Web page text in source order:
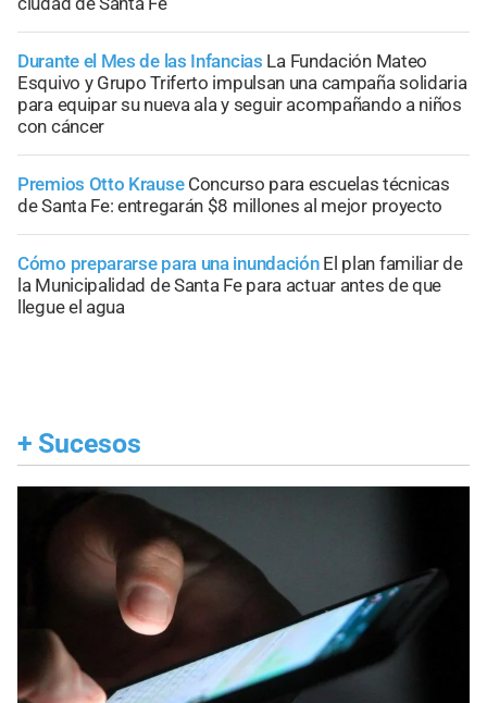
Durante el Mes de las Infancias La Fundación Mateo
Esquivo y Grupo Triferto impulsan una campaña solidaria
para equipar su nueva ala y seguir acompañando a niños
con cáncer
Premios Otto Krause Concurso para escuelas técnicas
de Santa Fe: entregarán $8 millones al mejor proyecto
Cómo prepararse para una inundación El plan familiar de
la Municipalidad de Santa Fe para actuar antes de que
llegue el agua
+ Sucesos